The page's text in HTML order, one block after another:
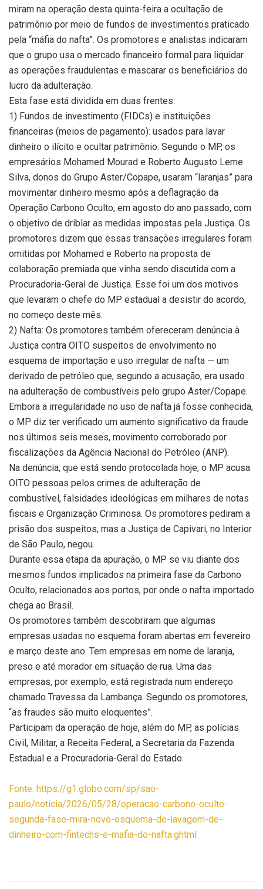
miram na operação desta quinta-feira a ocultação de
patrimônio por meio de fundos de investimentos praticado
pela “máfia do nafta”. Os promotores e analistas indicaram
que o grupo usa o mercado financeiro formal para liquidar
as operações fraudulentas e mascarar os beneficiários do
lucro da adulteração.
Esta fase está dividida em duas frentes:
1) Fundos de investimento (FIDCs) e instituições
financeiras (meios de pagamento): usados para lavar
dinheiro o ilícito e ocultar patrimônio. Segundo o MP, os
empresários Mohamed Mourad e Roberto Augusto Leme
Silva, donos do Grupo Aster/Copape, usaram “laranjas” para
movimentar dinheiro mesmo após a deflagração da
Operação Carbono Oculto, em agosto do ano passado, com
o objetivo de driblar as medidas impostas pela Justiça. Os
promotores dizem que essas transações irregulares foram
omitidas por Mohamed e Roberto na proposta de
colaboração premiada que vinha sendo discutida com a
Procuradoria-Geral de Justiça. Esse foi um dos motivos
que levaram o chefe do MP estadual a desistir do acordo,
no começo deste mês.
2) Nafta: Os promotores também ofereceram denúncia à
Justiça contra OITO suspeitos de envolvimento no
esquema de importação e uso irregular de nafta — um
derivado de petróleo que, segundo a acusação, era usado
na adulteração de combustíveis pelo grupo Aster/Copape.
Embora a irregularidade no uso de nafta já fosse conhecida,
o MP diz ter verificado um aumento significativo da fraude
nos últimos seis meses, movimento corroborado por
fiscalizações da Agência Nacional do Petróleo (ANP).
Na denúncia, que está sendo protocolada hoje, o MP acusa
OITO pessoas pelos crimes de adulteração de
combustível, falsidades ideológicas em milhares de notas
fiscais e Organização Criminosa. Os promotores pediram a
prisão dos suspeitos, mas a Justiça de Capivari, no Interior
de São Paulo, negou.
Durante essa etapa da apuração, o MP se viu diante dos
mesmos fundos implicados na primeira fase da Carbono
Oculto, relacionados aos portos, por onde o nafta importado
chega ao Brasil.
Os promotores também descobriram que algumas
empresas usadas no esquema foram abertas em fevereiro
e março deste ano. Tem empresas em nome de laranja,
preso e até morador em situação de rua. Uma das
empresas, por exemplo, está registrada num endereço
chamado Travessa da Lambança. Segundo os promotores,
“as fraudes são muito eloquentes”.
Participam da operação de hoje, além do MP, as polícias
Civil, Militar, a Receita Federal, a Secretaria da Fazenda
Estadual e a Procuradoria-Geral do Estado.
Fonte: https://g1.globo.com/sp/sao-
paulo/noticia/2026/05/28/operacao-carbono-oculto-
segunda-fase-mira-novo-esquema-de-lavagem-de-
dinheiro-com-fintechs-e-mafia-do-nafta.ghtml